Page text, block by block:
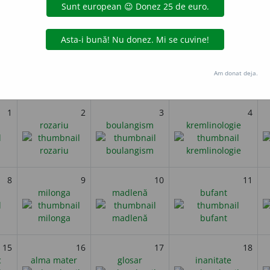
1
2
rozariu
3
boulangism
4
kremlinologie
8
9
milonga
10
madlenă
11
bufant
15
16
alma mater
17
glosar
18
inanitate
Am donat deja.